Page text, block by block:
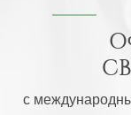
с